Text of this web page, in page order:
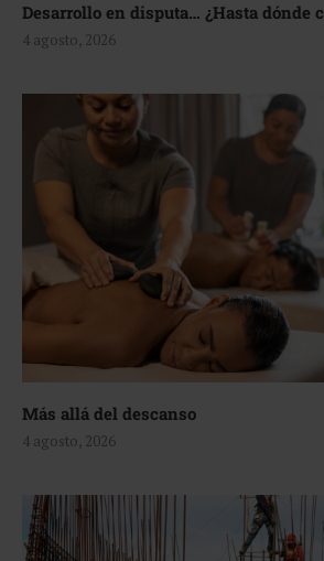
Desarrollo en disputa… ¿Hasta dónde
4 agosto, 2026
Más allá del descanso
4 agosto, 2026